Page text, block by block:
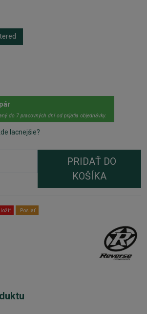
do 7 pracovných dní od prijatia objednávky.
lacnejšie?
PRIDAŤ DO
KOŠÍKA
Poslať